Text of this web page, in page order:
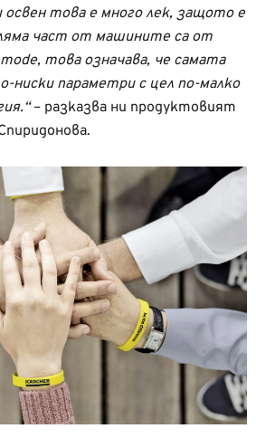
освeн това е много лек, защото е
част от машините са от
това означава, че самата
ниски параметри с цел по-малко
– разказва ни продуктовият